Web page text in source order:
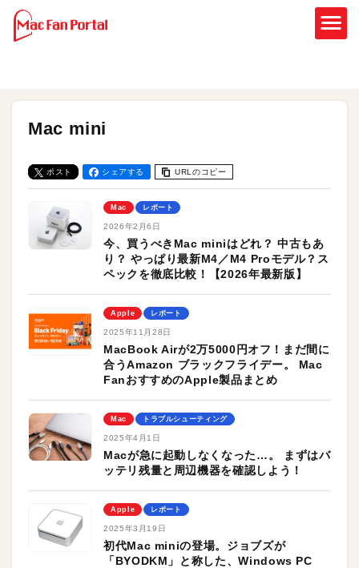
Mac mini
ポスト シェアする URLのコピー
Mac レポート
2026年2月6日
今、買うべきMac miniはどれ？ 中古もあ
り？ やっぱり最新M4／M4 Proモデル？ス
ペックを徹底比較！【2026年最新版】
Apple レポート
2025年11月28日
MacBook Airが2万5000円オフ！まだ間に
合うAmazon ブラックフライデー。 Mac
FanおすすめのApple製品まとめ
Mac トラブルシューティング
2025年4月1日
Macが急に起動しなくなった…。 まずはバ
ッテリ残量と周辺機器を確認しよう！
Apple レポート
2025年3月19日
初代Mac miniの登場。ジョブズが
「BYODKM」と称した、Windows PC